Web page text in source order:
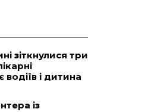
зіткнулися три
і дитина
із